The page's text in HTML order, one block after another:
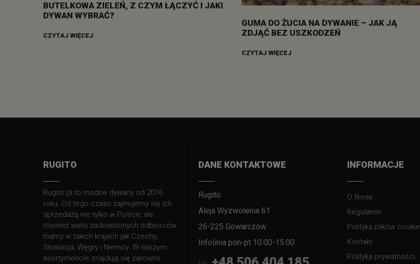
BUTELKOWA ZIELEŃ, Z CZYM ŁĄCZYĆ I JAKI
DYWAN WYBRAĆ?
CZYTAJ WIĘCEJ
GUMA DO ŻUCIA NA DYWANIE – JAK JĄ
ZDJĄĆ BEZ USZKODZEŃ
CZYTAJ WIĘCEJ
RUGITO
Rugito.pl to modne dywany od 2016
roku. Od tego czasu zajmujemy się ich
sprzedażą nie tylko w Polsce, ale
również wielu zadowolonych odbiorców
mamy w takich krajach jak Czechy,
Słowacja, Węgry i Niemcy. W naszym
asortymencie znajdują się zarówno
DANE KONTAKTOWE
Rugito
Aleja Wyzwolenia 61
26-225 Gowarczów
Infolinia pon-pt 10:00-15:00
INFORMACJE
O firmie
Regulamin
Polityka plików cookie
Kontakt
Polityka prywatności